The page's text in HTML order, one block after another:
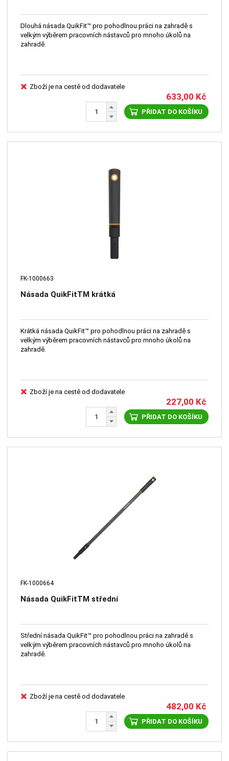
Dlouhá násada QuikFit™ pro pohodlnou práci na zahradě s
velkým výběrem pracovních nástavců pro mnoho úkolů na
zahradě.
Zboží je na cestě od dodavatele
633,00 Kč
PŘIDAT DO KOŠÍKU
FK-1000663
Násada QuikFitTM krátká
Krátká násada QuikFit™ pro pohodlnou práci na zahradě s
velkým výběrem pracovních nástavců pro mnoho úkolů na
zahradě.
Zboží je na cestě od dodavatele
227,00 Kč
PŘIDAT DO KOŠÍKU
FK-1000664
Násada QuikFitTM střední
Střední násada QuikFit™ pro pohodlnou práci na zahradě s
velkým výběrem pracovních nástavců pro mnoho úkolů na
zahradě.
Zboží je na cestě od dodavatele
482,00 Kč
PŘIDAT DO KOŠÍKU